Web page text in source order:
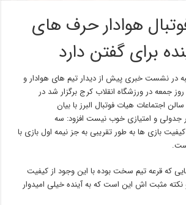
هوادار حرف های
برای گفتن دارد
در نشست خبری پیش از دیدار تیم های هوادار و
جمعه در ورزشگاه انقلاب کرج برگزار شد در
اجتماعات هیات فوتبال البرز با بیان
جدولی و امتیازی خوب نیست افزود: سه
بازی ها به طور تقریبی به جز نیمه اول بازی با
که قرعه تیم سخت بوده با این وجود از کیفیت
مثبت اش این است که به آینده خیلی امیدوار